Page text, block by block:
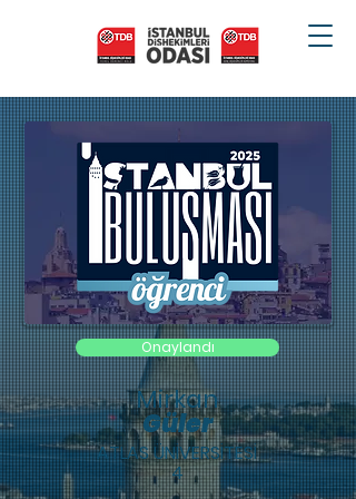
Onaylandı
Mirkan
Güler
ATLAS ÜNİVERSİTESİ
4